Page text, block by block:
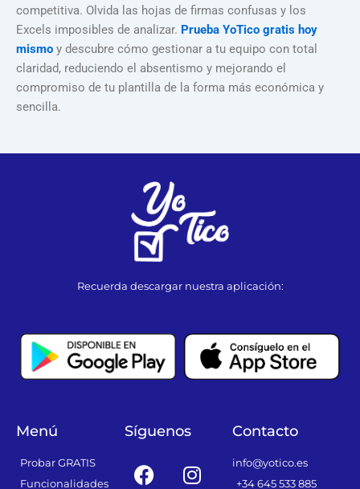
competitiva. Olvida las hojas de firmas confusas y los
Excels imposibles de analizar. Prueba YoTico gratis hoy
mismo y descubre cómo gestionar a tu equipo con total
claridad, reduciendo el absentismo y mejorando el
compromiso de tu plantilla de la forma más económica y
sencilla.
Recuerda descargar nuestra aplicación:
Menú
Probar GRATIS
Funcionalidades
Síguenos
F
a
I
n
Contacto
info@yotico.es
+34 645 533 885